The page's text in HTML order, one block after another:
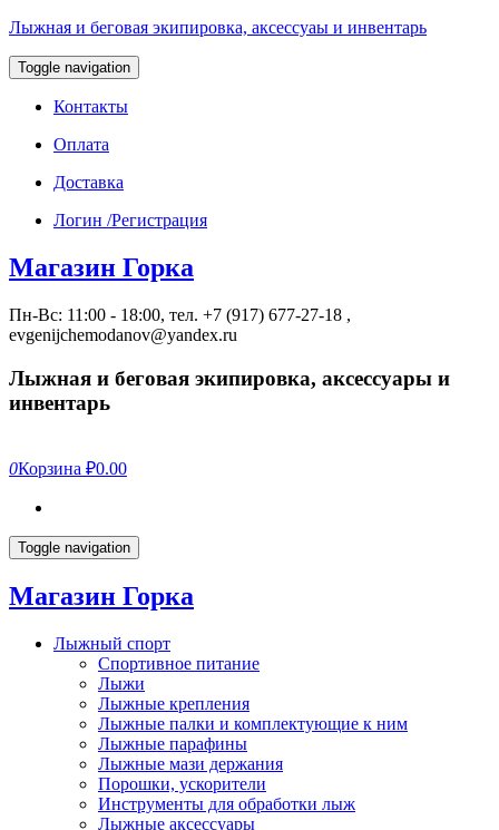
Лыжная и беговая экипировка, аксессуаы и инвентарь
Toggle navigation
Контакты
Оплата
Доставка
Логин /Регистрация
Магазин Горка
Пн-Вс: 11:00 - 18:00, тел. +7 (917) 677-27-18 ,
evgenijchemodanov@yandex.ru
Лыжная и беговая экипировка, аксессуары и
инвентарь
0Корзина ₽0.00
Toggle navigation
Магазин Горка
Лыжный спорт
Спортивное питание
Лыжи
Лыжные крепления
Лыжные палки и комплектующие к ним
Лыжные парафины
Лыжные мази держания
Порошки, ускорители
Инструменты для обработки лыж
Лыжные аксессуары